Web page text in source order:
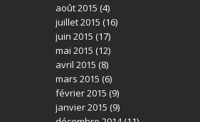
août 2015 (4)
juillet 2015 (16)
juin 2015 (17)
mai 2015 (12)
avril 2015 (8)
mars 2015 (6)
février 2015 (9)
janvier 2015 (9)